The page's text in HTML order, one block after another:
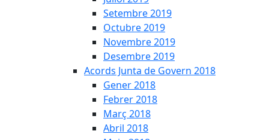
Setembre 2019
Octubre 2019
Novembre 2019
Desembre 2019
Acords Junta de Govern 2018
Gener 2018
Febrer 2018
Març 2018
Abril 2018